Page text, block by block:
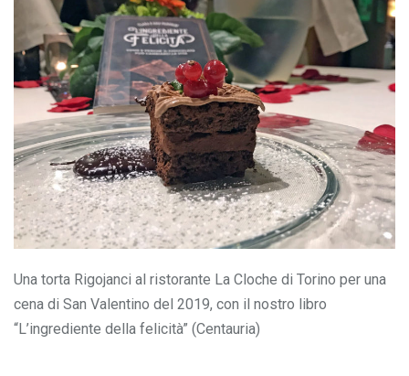
Una torta Rigojanci al ristorante La Cloche di Torino per una
cena di San Valentino del 2019, con il nostro libro
“L’ingrediente della felicità” (Centauria)